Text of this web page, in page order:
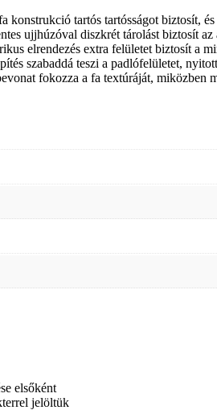
konstrukció tartós tartósságot biztosít, és
ujjhúzóval diszkrét tárolást biztosít
elrendezés extra felületet biztosít a
szabaddá teszi a padlófelületet,
fokozza a fa textúráját, miközben
elsőként
jelöltük